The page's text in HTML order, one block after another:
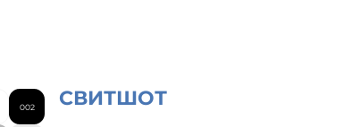
002 СВИТШОТ